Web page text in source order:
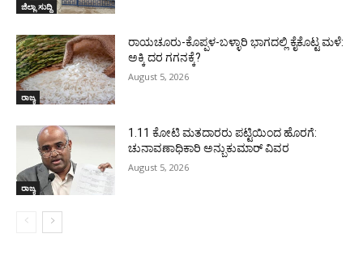
ಜಿಲ್ಲಾ ಸುದ್ದಿ
ರಾಜ್ಯ
ರಾಯಚೂರು-ಕೊಪ್ಪಳ-ಬಳ್ಳಾರಿ ಭಾಗದಲ್ಲಿ ಕೈಕೊಟ್ಟ ಮಳೆ:
ಅಕ್ಕಿ ದರ ಗಗನಕ್ಕೆ?
August 5, 2026
ರಾಜ್ಯ
1.11 ಕೋಟಿ ಮತದಾರರು ಪಟ್ಟಿಯಿಂದ ಹೊರಗೆ:
ಚುನಾವಣಾಧಿಕಾರಿ ಅನ್ಬುಕುಮಾರ್ ವಿವರ
August 5, 2026